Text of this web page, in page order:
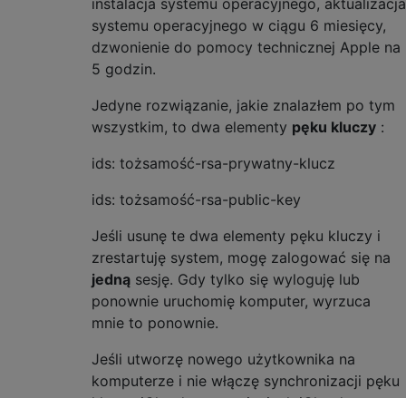
systemu operacyjnego w ciągu 6 miesięcy,
dzwonienie do pomocy technicznej Apple na
5 godzin.
Jedyne rozwiązanie, jakie znalazłem po tym
wszystkim, to dwa elementy pęku kluczy :
ids: tożsamość-rsa-prywatny-klucz
ids: tożsamość-rsa-public-key
Jeśli usunę te dwa elementy pęku kluczy i
zrestartuję system, mogę zalogować się na
jedną sesję. Gdy tylko się wyloguję lub
ponownie uruchomię komputer, wyrzuca
mnie to ponownie.
Jeśli utworzę nowego użytkownika na
komputerze i nie włączę synchronizacji pęku